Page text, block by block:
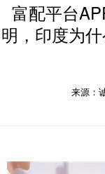
富配平台
明，印度为
来源：